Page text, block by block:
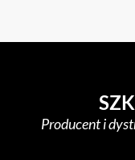
Producent i